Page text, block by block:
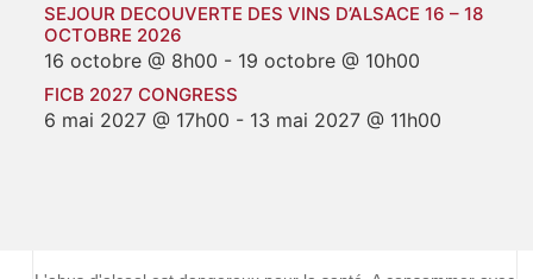
SEJOUR DECOUVERTE DES VINS D’ALSACE 16 – 18
OCTOBRE 2026
16 octobre @ 8h00 - 19 octobre @ 10h00
FICB 2027 CONGRESS
6 mai 2027 @ 17h00 - 13 mai 2027 @ 11h00